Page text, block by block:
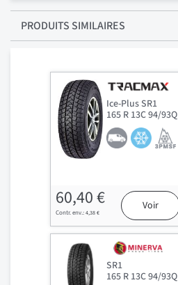
PRODUITS SIMILAIRES
Ice-Plus SR1
165 R 13C 94/93Q
60,40 €
4,38 €
Voir
SR1
165 R 13C 94/93Q